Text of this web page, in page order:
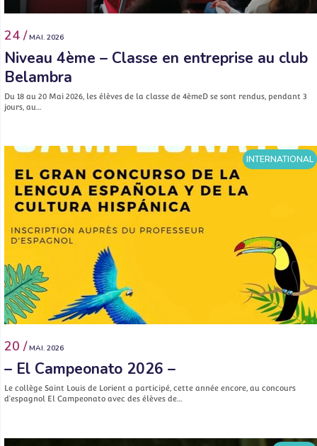
24 / MAI. 2026
Niveau 4ème – Classe en entreprise au club
Belambra
Du 18 au 20 Mai 2026, les élèves de la classe de 4èmeD se sont rendus, pendant 3
jours, au…
INTERNATIONAL
20 / MAI. 2026
– El Campeonato 2026 –
Le collège Saint Louis de Lorient a participé, cette année encore, au concours
d’espagnol El Campeonato avec des élèves de…